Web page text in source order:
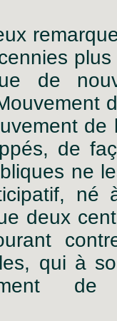
de
de
de
ne
né
deux
qui à